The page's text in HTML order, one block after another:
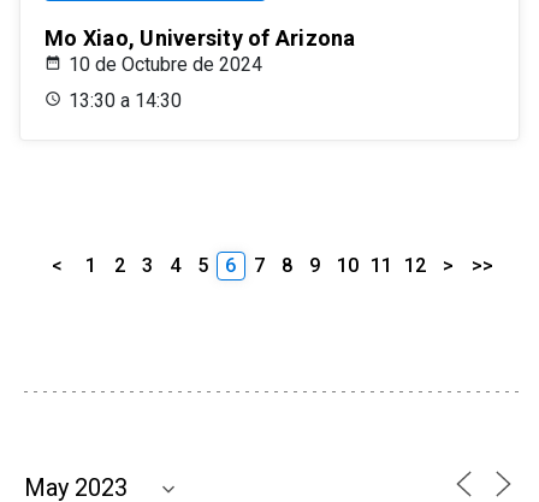
Mo Xiao, University of Arizona
10 de Octubre de 2024
13:30 a 14:30
< 1 2 3 4 5 6 7 8 9 10 11 12 > >>